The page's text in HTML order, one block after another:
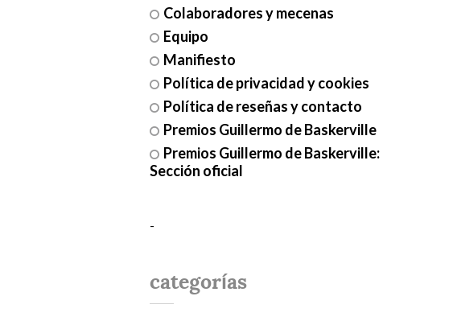
Colaboradores y mecenas
Equipo
Manifiesto
Política de privacidad y cookies
Política de reseñas y contacto
Premios Guillermo de Baskerville
Premios Guillermo de Baskerville:
Sección oficial
-
categorías